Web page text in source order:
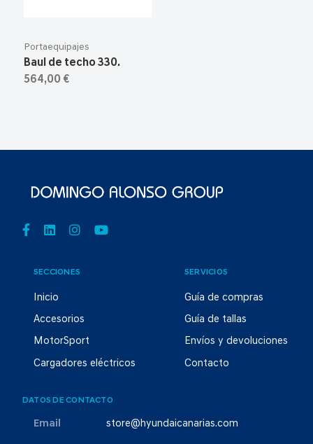
Portaequipajes
Baul de techo 330.
564,00 €
SECCIONES
Inicio
Accesorios
MotorSport
Cargadores eléctricos
SERVICIOS
Guía de compras
Guía de tallas
Envíos y devoluciones
Contacto
DATOS DE CONTACTO
Email store@hyundaicanarias.com